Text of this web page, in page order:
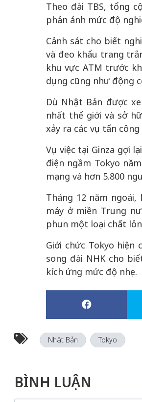
Theo đài TBS, tổng
phản ánh mức độ
Cảnh sát cho biết
và đeo khẩu trang
khu vực ATM trước
dụng cũng như động
Dù Nhật Bản được
nhất thế giới và sở
xảy ra các vụ tấn
Vụ việc tại Ginza gợi
điện ngầm Tokyo
mạng và hơn 5.800
Tháng 12 năm
máy ở miền Trung
phun một loại chất
Giới chức Tokyo hiện
song đài NHK cho
kích ứng mức độ nhẹ.
Nhật Bản Tokyo
BÌNH LUẬN